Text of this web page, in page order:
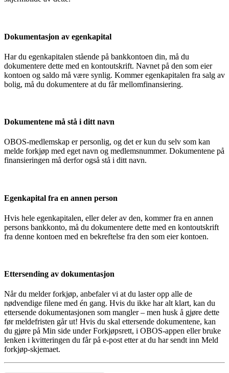
Dokumentasjon av egenkapital
Har du egenkapitalen stående på bankkontoen din, må du
dokumentere dette med en kontoutskrift. Navnet på den som eier
kontoen og saldo må være synlig. Kommer egenkapitalen fra salg av
bolig, må du dokumentere at du får mellomfinansiering.
Dokumentene må stå i ditt navn
OBOS-medlemskap er personlig, og det er kun du selv som kan
melde forkjøp med eget navn og medlemsnummer. Dokumentene på
finansieringen må derfor også stå i ditt navn.
Egenkapital fra en annen person
Hvis hele egenkapitalen, eller deler av den, kommer fra en annen
persons bankkonto, må du dokumentere dette med en kontoutskrift
fra denne kontoen med en bekreftelse fra den som eier kontoen.
Ettersending av dokumentasjon
Når du melder forkjøp, anbefaler vi at du laster opp alle de
nødvendige filene med én gang. Hvis du ikke har alt klart, kan du
ettersende dokumentasjonen som mangler – men husk å gjøre dette
før meldefristen går ut! Hvis du skal ettersende dokumentene, kan
du gjøre på Min side under Forkjøpsrett, i OBOS-appen eller bruke
lenken i kvitteringen du får på e-post etter at du har sendt inn Meld
forkjøp-skjemaet.